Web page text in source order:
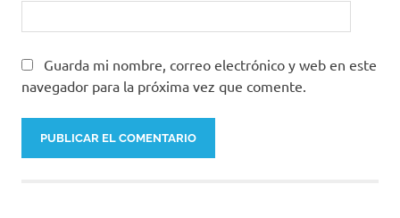
Guarda mi nombre, correo electrónico y web en este
navegador para la próxima vez que comente.